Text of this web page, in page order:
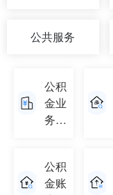
公共服务
公积
金业
务明
公积
金账